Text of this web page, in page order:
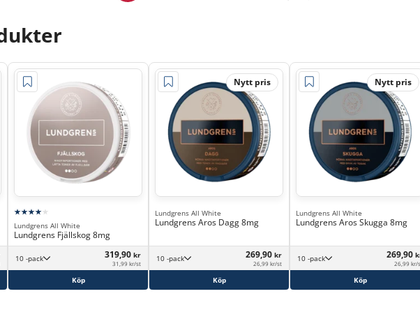
Lundgrens All White
Lundgrens Fjällskog 8mg
10 -pack 319,90 kr
31,99 kr/st
Köp
Nytt pris
Lundgrens All White
Lundgrens Aros Dagg 8mg
10 -pack 269,90 kr
26,99 kr/st
Köp
Nytt pris
Lundgrens All White
Lundgrens Aros Skugga 8mg
10 -pack 269,90
26,99 kr/
Köp